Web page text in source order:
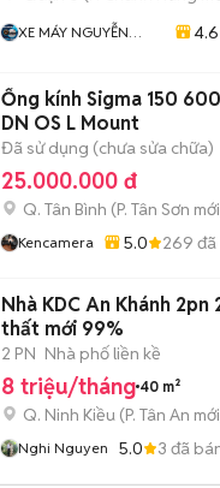
XE MÁY NGUYỄN
4.6
Ống kính Sigma 150
DN OS L Mount
Đã sử dụng (chưa sửa chữa)
25.000.000 đ
Q. Tân Bình (P. Tân Sơn
Kencamera 5.0 269 đã
Nhà KDC An Khánh 2pn
thất mới 99%
2 PN Nhà phố liền kề
8 triệu/tháng 40 m²
Q. Ninh Kiều (P. Tân An
Nghi Nguyen 5.0 3 đã